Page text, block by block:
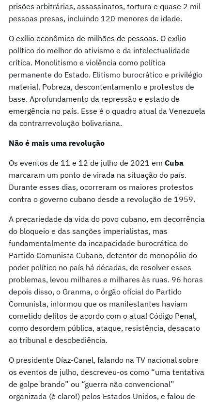
prisões arbitrárias, assassinatos, tortura e quase 2 mil
pessoas presas, incluindo 120 menores de idade.
O exílio econômico de milhões de pessoas. O exílio
político do melhor do ativismo e da intelectualidade
crítica. Monolitismo e violência como política
permanente do Estado. Elitismo burocrático e privilégio
material. Pobreza, descontentamento e protestos de
base. Aprofundamento da repressão e estado de
emergência no país. Esse é o quadro atual da Venezuela
da contrarrevolução bolivariana.
Não é mais uma revolução
Os eventos de 11 e 12 de julho de 2021 em Cuba
marcaram um ponto de virada na situação do país.
Durante esses dias, ocorreram os maiores protestos
contra o governo cubano desde a revolução de 1959.
A precariedade da vida do povo cubano, em decorrência
do bloqueio e das sanções imperialistas, mas
fundamentalmente da incapacidade burocrática do
Partido Comunista Cubano, detentor do monopólio do
poder político no país há décadas, de resolver esses
problemas, levou milhares e milhares às ruas. 96 horas
depois disso, o Granma, o órgão oficial do Partido
Comunista, informou que os manifestantes haviam
cometido delitos de acordo com o atual Código Penal,
como desordem pública, ataque, resistência, desacato
ao tribunal e desobediência.
O presidente Díaz-Canel, falando na TV nacional sobre
os eventos de julho, descreveu-os como “uma tentativa
de golpe brando” ou “guerra não convencional”
organizada (é claro!) pelos Estados Unidos, e falou de